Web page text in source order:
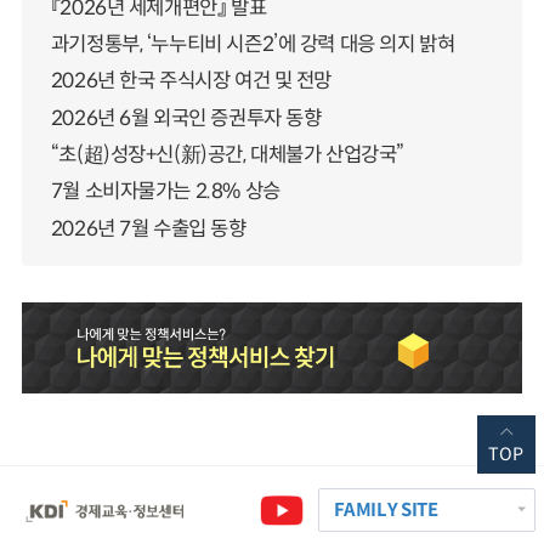
『2026년 세제개편안』 발표
과기정통부, ‘누누티비 시즌2’에 강력 대응 의지 밝혀
2026년 한국 주식시장 여건 및 전망
2026년 6월 외국인 증권투자 동향
“초(超)성장+신(新)공간, 대체불가 산업강국”
7월 소비자물가는 2.8% 상승
2026년 7월 수출입 동향
FAMILY SITE
TOP